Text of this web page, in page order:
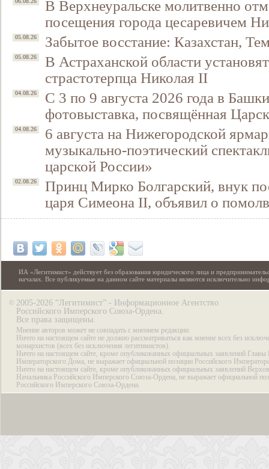
В Верхнеуральске молитвенно
посещения города цесаревичем
05.08.26 Забытое восстание: Казахстан,
05.08.26
В Астраханской области
страстотерпца Николая II
04.08.26
С 3 по 9 августа 2026 года в
фотовыставка, посвящённая
04.08.26
6 августа на Нижегородской
музыкально-поэтический
царской России»
02.08.26
Принц Мирко Болгарский, внук
царя Симеона II, объявил о
Свидетельство
ИА «Легитимист» действует без образования юридического лица и
началах. Все публикуемые на данном сайте материалы являются исключительно
© 2005-2026 “Легитимист” - Информационное Агентство
Российского Имперского Союза-Ордена.
Все права защищены.
Мнение авторов может не совпадать с мнением редакции.
Ничто на настоящем сайте не должно рассматриваться как мнение всех без
монархистов (всех без исключения легитимистов).
Ничто на настоящем сайте, кроме опубликованных официальных заявлений Главы
Императорского Дома, не выражает официальной позиции Российского
Ничто на настоящем сайте, кроме опубликованных официальных заявлений
Начальника Российского Имперского Союза-Ордена, не выражает официальной
Российского Имперского Союза-Ордена.